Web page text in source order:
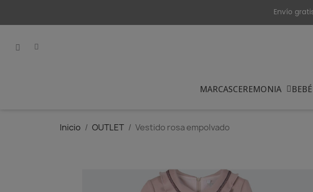
Envío
MARCASCEREMONIA BEBÉ
Inicio OUTLET Vestido rosa empolvado